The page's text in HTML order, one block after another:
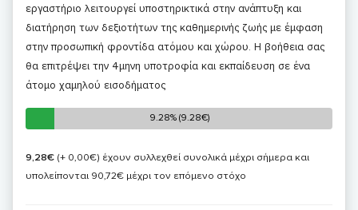
εργαστήριο λειτουργεί υποστηρικτικά στην ανάπτυξη και
διατήρηση των δεξιοτήτων της καθημερινής ζωής με έμφαση
στην προσωπική φροντίδα ατόμου και χώρου. Η βοήθεια σας
θα επιτρέψει την 4μηνη υποτροφία και εκπαίδευση σε ένα
άτομο χαμηλού εισοδήματος
9.28% (9.28€)
9.28% (9.28€)
9,28€ (+ 0,00€) έχουν συλλεχθεί συνολικά μέχρι σήμερα και
υπολείπονται 90,72€ μέχρι τον επόμενο στόχο